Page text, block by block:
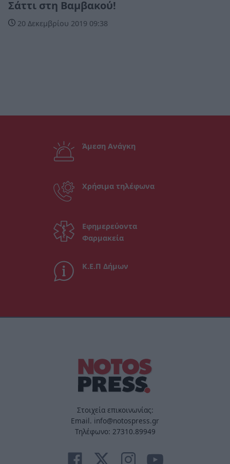
Σάττι στη Βαμβακού!
20 Δεκεμβρίου 2019 09:38
Άμεση Ανάγκη
Χρήσιμα τηλέφωνα
Εφημερεύοντα
Φαρμακεία
Κ.Ε.Π Δήμων
Στοιχεία επικοινωνίας:
Email. info@notospress.gr
Τηλέφωνο: 27310.89949